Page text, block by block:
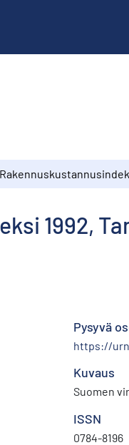
1992,
Pysyvä
https://
Kuvaus
Suomen
ISSN
0784-8196